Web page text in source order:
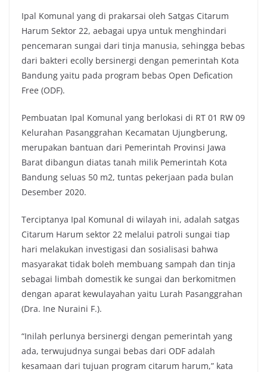
Ipal Komunal yang di prakarsai oleh Satgas Citarum
Harum Sektor 22, aebagai upya untuk menghindari
pencemaran sungai dari tinja manusia, sehingga bebas
dari bakteri ecolly bersinergi dengan pemerintah Kota
Bandung yaitu pada program bebas Open Defication
Free (ODF).
Pembuatan Ipal Komunal yang berlokasi di RT 01 RW 09
Kelurahan Pasanggrahan Kecamatan Ujungberung,
merupakan bantuan dari Pemerintah Provinsi Jawa
Barat dibangun diatas tanah milik Pemerintah Kota
Bandung seluas 50 m2, tuntas pekerjaan pada bulan
Desember 2020.
Terciptanya Ipal Komunal di wilayah ini, adalah satgas
Citarum Harum sektor 22 melalui patroli sungai tiap
hari melakukan investigasi dan sosialisasi bahwa
masyarakat tidak boleh membuang sampah dan tinja
sebagai limbah domestik ke sungai dan berkomitmen
dengan aparat kewulayahan yaitu Lurah Pasanggrahan
(Dra. Ine Nuraini F.).
“Inilah perlunya bersinergi dengan pemerintah yang
ada, terwujudnya sungai bebas dari ODF adalah
kesamaan dari tujuan program citarum harum,” kata